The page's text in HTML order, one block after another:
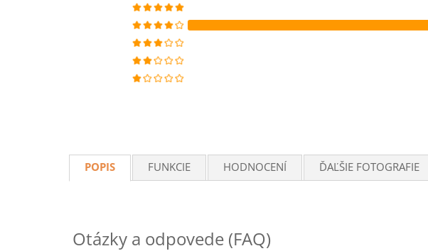
POPIS FUNKCIE HODNOCENÍ ĎAĽŠIE FOTOGRAFIE
Otázky a odpovede (FAQ)